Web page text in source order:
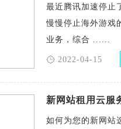
最近腾讯加速停止
慢慢停止海外游戏
业务，综合 ......
2022-04-15
新网站租用云服
如何为您的新网站